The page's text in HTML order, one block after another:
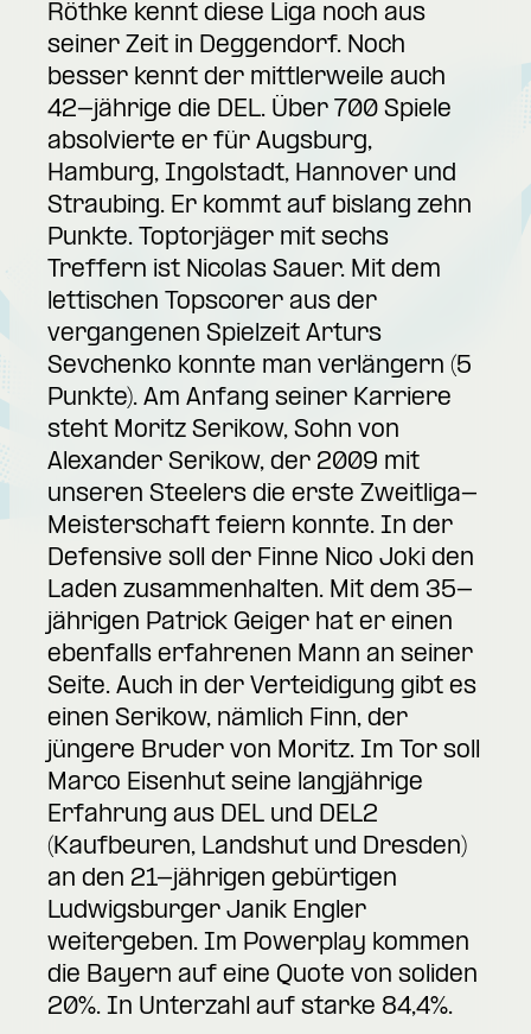
Röthke kennt diese Liga noch aus
seiner Zeit in Deggendorf. Noch
besser kennt der mittlerweile auch
42-jährige die DEL. Über 700 Spiele
absolvierte er für Augsburg,
Hamburg, Ingolstadt, Hannover und
Straubing. Er kommt auf bislang zehn
Punkte. Toptorjäger mit sechs
Treffern ist Nicolas Sauer. Mit dem
lettischen Topscorer aus der
vergangenen Spielzeit Arturs
Sevchenko konnte man verlängern (5
Punkte). Am Anfang seiner Karriere
steht Moritz Serikow, Sohn von
Alexander Serikow, der 2009 mit
unseren Steelers die erste Zweitliga-
Meisterschaft feiern konnte. In der
Defensive soll der Finne Nico Joki den
Laden zusammenhalten. Mit dem 35-
jährigen Patrick Geiger hat er einen
ebenfalls erfahrenen Mann an seiner
Seite. Auch in der Verteidigung gibt es
einen Serikow, nämlich Finn, der
jüngere Bruder von Moritz. Im Tor soll
Marco Eisenhut seine langjährige
Erfahrung aus DEL und DEL2
(Kaufbeuren, Landshut und Dresden)
an den 21-jährigen gebürtigen
Ludwigsburger Janik Engler
weitergeben. Im Powerplay kommen
die Bayern auf eine Quote von soliden
20%. In Unterzahl auf starke 84,4%.